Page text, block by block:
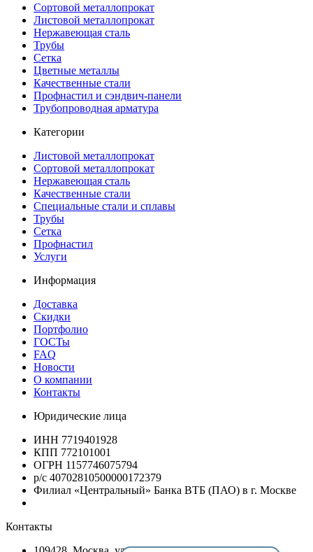
Сортовой металлопрокат
Листовой металлопрокат
Нержавеющая сталь
Трубы
Сетка
Цветные металлы
Качественные стали
Профнастил и сэндвич-панели
Трубопроводная арматура
Категории
Листовой металлопрокат
Сортовой металлопрокат
Нержавеющая сталь
Качественные стали
Специальные стали и сплавы
Трубы
Сетка
Профнастил
Услуги
Информация
Доставка
Скидки
Портфолио
ГОСТы
FAQ
Новости
О компании
Контакты
Юридические лица
ИНН 7719401928
КПП 772101001
ОГРН 1157746075794
р/с 40702810500000172379
Филиал «Центральный» Банка ВТБ (ПАО) в г. Москве
Контакты